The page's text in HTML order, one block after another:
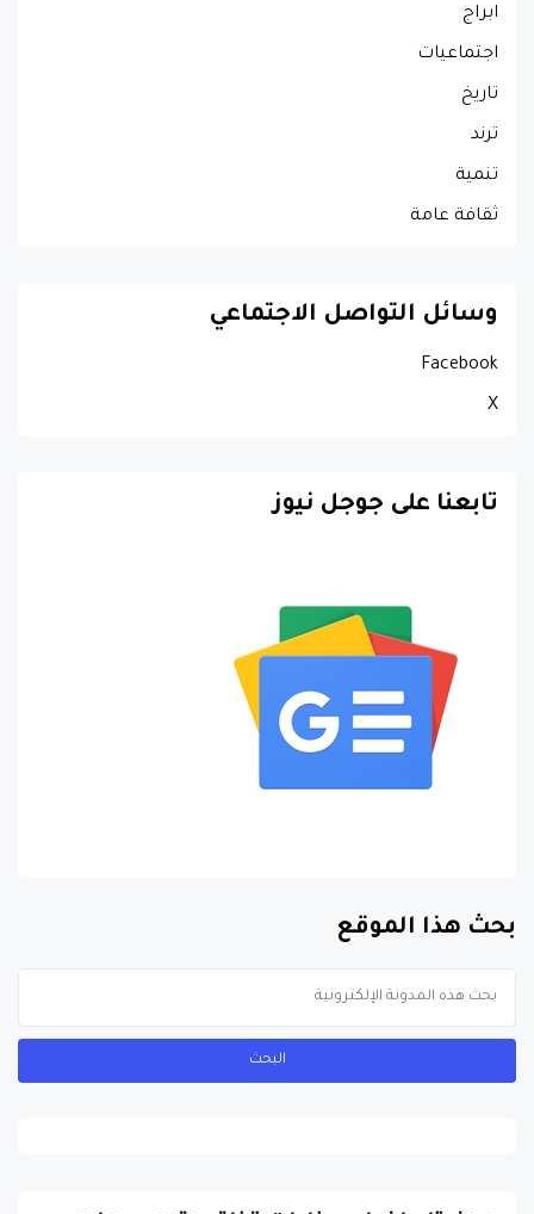
ابراج
اجتماعيات
تاريخ
ترند
تنمية
ثقافة عامة
وسائل التواصل الاجتماعي
Facebook
X
تابعنا على جوجل نيوز
بحث هذا الموقع